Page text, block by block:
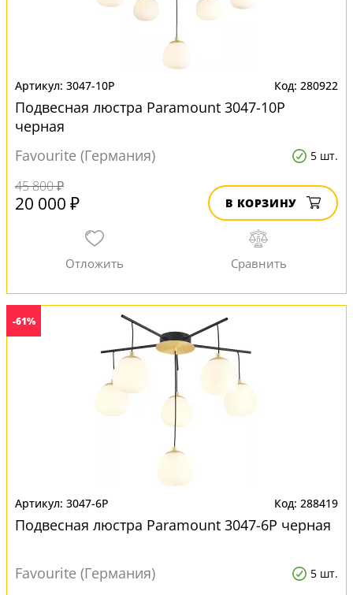
3047-10P 280922
Подвесная люстра Paramount 3047-10P
черная
Favourite (Германия)
5 шт.
45 800 ₽
20 000 ₽ В КОРЗИНУ
-61%
3047-6P 288419
Подвесная люстра Paramount 3047-6P черная
Favourite (Германия) 5 шт.